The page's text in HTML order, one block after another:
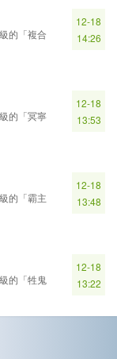
的「複合
12-18
14:26
的「冥寧
12-18
13:53
的「霸主
12-18
13:48
的「牲鬼
12-18
13:22